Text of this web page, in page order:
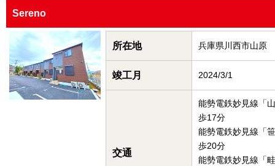
Sereno
所在地 兵庫県川西市山原
竣工月 2024/3/1
交通
能勢電鉄妙見線「
歩17分
能勢電鉄妙見線「
歩20分
能勢電鉄妙見線「